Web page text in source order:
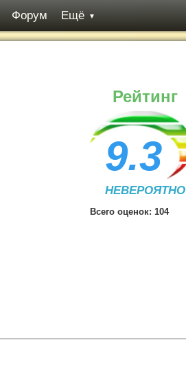
Форум Ещё ▼
Рейтинг
9.3
НЕВЕРОЯТНО
Всего оценок: 104